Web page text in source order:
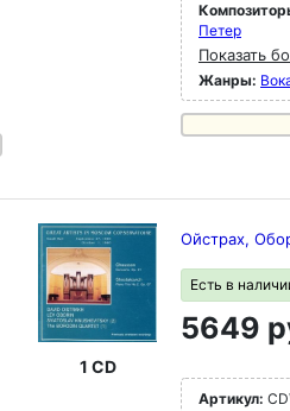
Петер
Показать
Жанры:
1 CD
Ойстрах,
Есть в
5649
Артикул: